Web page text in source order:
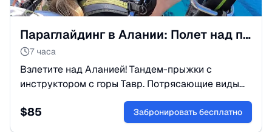
Параглайдинг в Алании: Полет над пляжем Клеопатры
7 часа
Взлетите над Аланией! Тандем-прыжки с
инструктором с горы Тавр. Потрясающие виды
на море и крепость. Безопасно, ярко,
незабываемо. Бронируйте!
$85 Забронировать бесплатно